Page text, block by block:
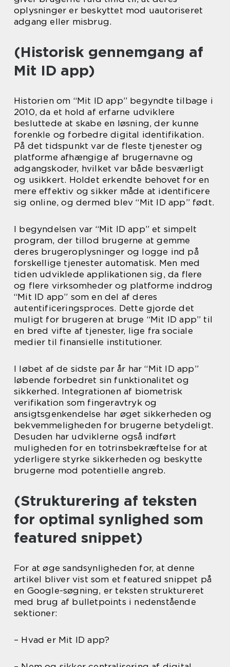
oplysninger er beskyttet mod uautoriseret
adgang eller misbrug.
(Historisk gennemgang af
Mit ID app)
Historien om “Mit ID app” begyndte tilbage i
2010, da et hold af erfarne udviklere
besluttede at skabe en løsning, der kunne
forenkle og forbedre digital identifikation.
På det tidspunkt var de fleste tjenester og
platforme afhængige af brugernavne og
adgangskoder, hvilket var både besværligt
og usikkert. Holdet erkendte behovet for en
mere effektiv og sikker måde at identificere
sig online, og dermed blev “Mit ID app” født.
I begyndelsen var “Mit ID app” et simpelt
program, der tillod brugerne at gemme
deres brugeroplysninger og logge ind på
forskellige tjenester automatisk. Men med
tiden udviklede applikationen sig, da flere
og flere virksomheder og platforme inddrog
“Mit ID app” som en del af deres
autentificeringsproces. Dette gjorde det
muligt for brugeren at bruge “Mit ID app” til
en bred vifte af tjenester, lige fra sociale
medier til finansielle institutioner.
I løbet af de sidste par år har “Mit ID app”
løbende forbedret sin funktionalitet og
sikkerhed. Integrationen af biometrisk
verifikation som fingeravtryk og
ansigtsgenkendelse har øget sikkerheden og
bekvemmeligheden for brugerne betydeligt.
Desuden har udviklerne også indført
muligheden for en totrinsbekræftelse for at
yderligere styrke sikkerheden og beskytte
brugerne mod potentielle angreb.
(Strukturering af teksten
for optimal synlighed som
featured snippet)
For at øge sandsynligheden for, at denne
artikel bliver vist som et featured snippet på
en Google-søgning, er teksten struktureret
med brug af bulletpoints i nedenstående
sektioner:
– Hvad er Mit ID app?